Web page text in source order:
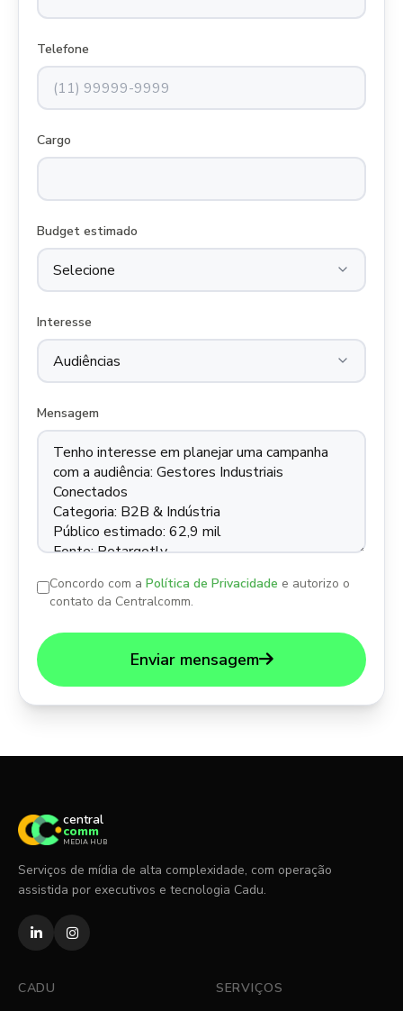
Telefone
Cargo
Budget estimado
Interesse
Mensagem
Concordo com aPolítica de Privacidade e autorizo o
contato da Centralcomm.
Enviar mensagem
central
comm
MEDIA HUB
Serviços de mídia de alta complexidade, com operação
assistida por executivos e tecnologia Cadu.
CADU
SERVIÇOS